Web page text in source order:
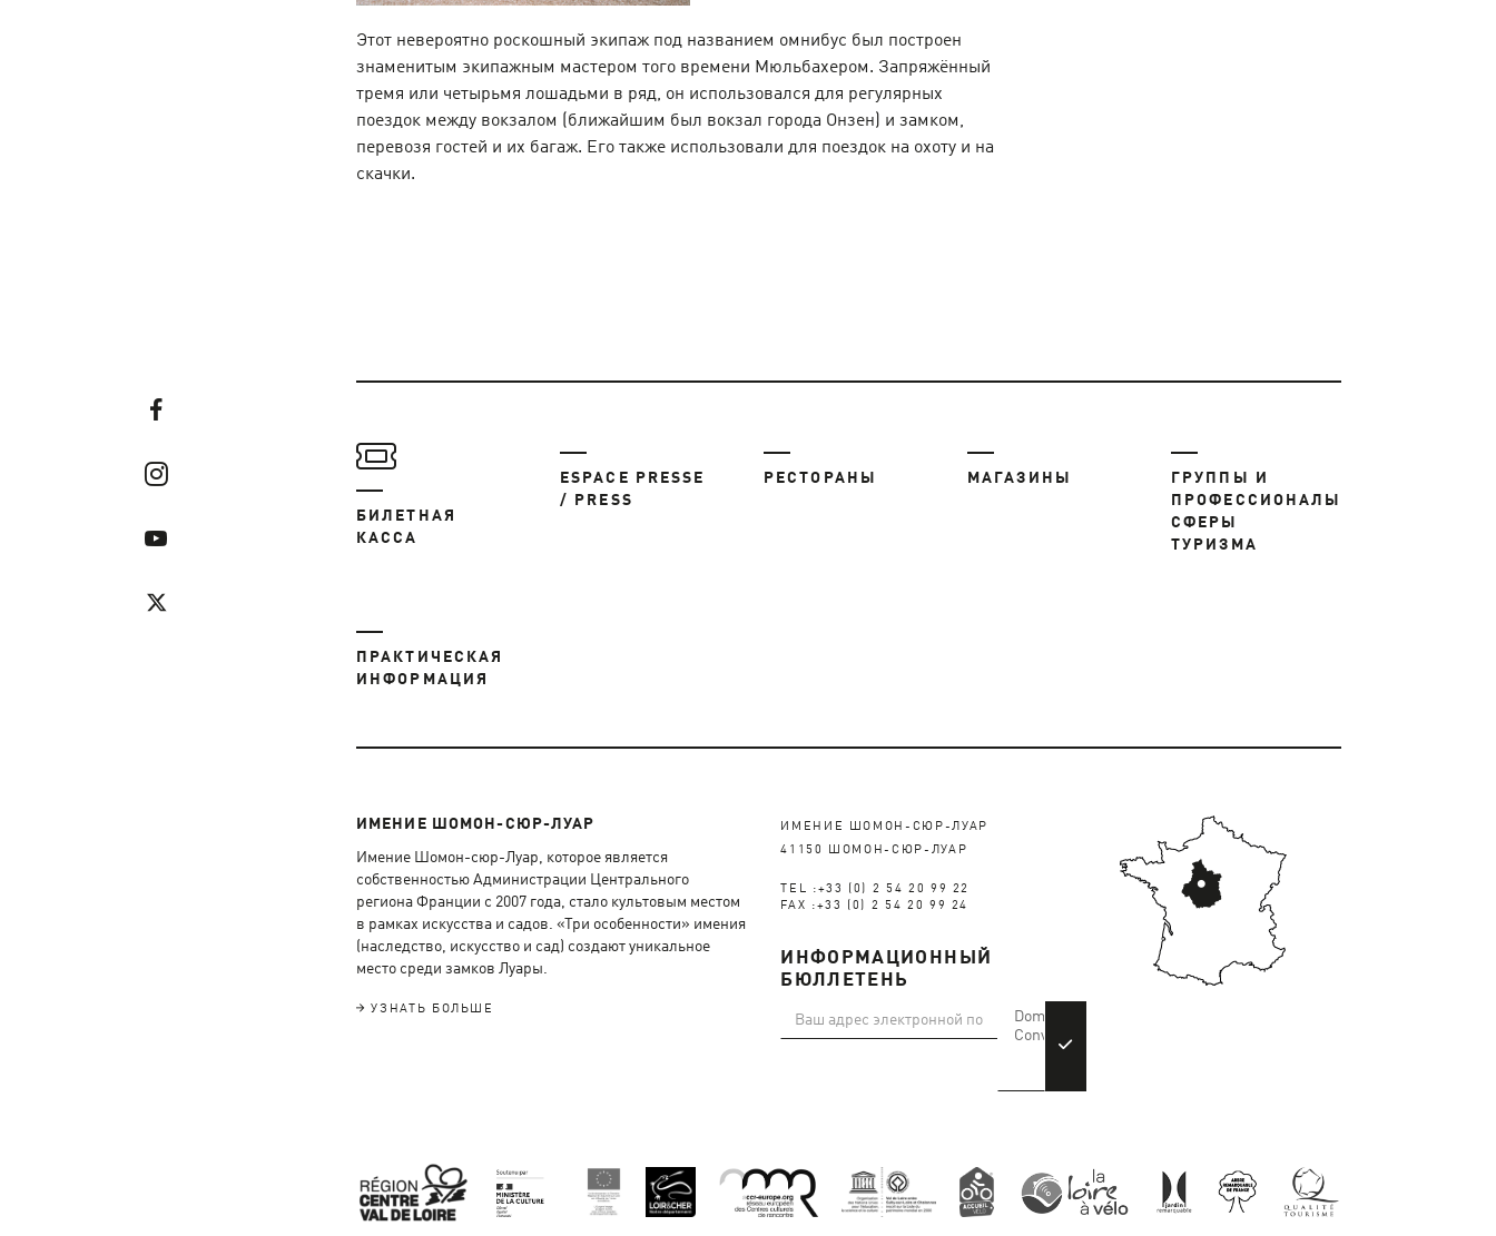
Этот невероятно роскошный экипаж под названием омнибус был построен
знаменитым экипажным мастером того времени Мюльбахером. Запряжённый
тремя или четырьмя лошадьми в ряд, он использовался для регулярных
поездок между вокзалом (ближайшим был вокзал города Онзен) и замком,
перевозя гостей и их багаж. Его также использовали для поездок на охоту и на
скачки.
БИЛЕТНАЯ
КАССА
ESPACE PRESSE
/ PRESS
РЕСТОРАНЫ МАГАЗИНЫ
ГРУППЫ И
ПРОФЕССИОНАЛЫ
СФЕРЫ
ТУРИЗМА
ПРАКТИЧЕСКАЯ
ИНФОРМАЦИЯ
ИМЕНИЕ ШОМОН-СЮР-ЛУАР
Имение Шомон-сюр-Луар, которое является
собственностью Администрации Центрального
региона Франции с 2007 года, стало культовым местом
в рамках искусства и садов. «Три особенности» имения
(наследство, искусство и сад) создают уникальное
место среди замков Луары.
УЗНАТЬ БОЛЬШЕ
ИМЕНИЕ ШОМОН-СЮР-ЛУАР
41150 ШОМОН-СЮР-ЛУАР
TEL :+33 (0) 2 54 20 99 22
FAX :+33 (0) 2 54 20 99 24
ИНФОРМАЦИОННЫЙ
БЮЛЛЕТЕНЬ